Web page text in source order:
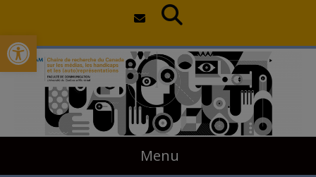
Open toolbar
to
content
Menu